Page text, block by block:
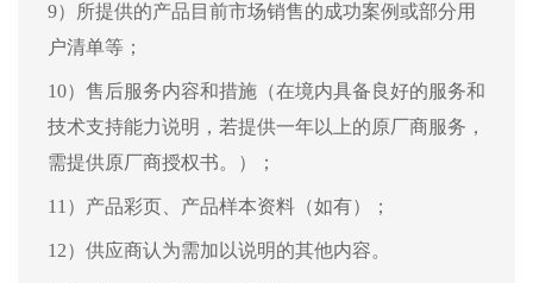
9）所提供的产品目前市场销售的成功案例或部分用
户清单等；
10）售后服务内容和措施（在境内具备良好的服务和
技术支持能力说明，若提供一年以上的原厂商服务，
需提供原厂商授权书。）；
11）产品彩页、产品样本资料（如有）；
12）供应商认为需加以说明的其他内容。